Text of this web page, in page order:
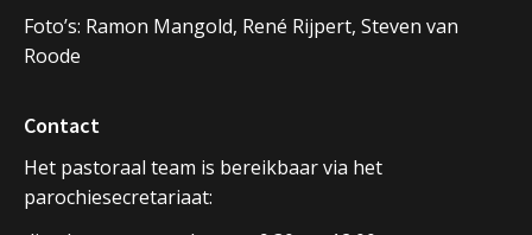
Foto’s: Ramon Mangold, René Rijpert, Steven van
Roode
Contact
Het pastoraal team is bereikbaar via het
parochiesecretariaat: